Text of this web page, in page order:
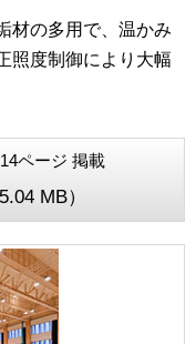
材の多用で、温かみ
照度制御により大幅
ページ 掲載
5.04 MB）